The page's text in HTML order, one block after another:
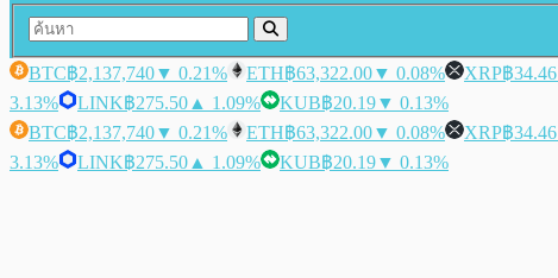
BTC฿2,137,740▼ 0.21% ETH฿63,322.00▼ 0.08% XRP฿34.46
3.13%
LINK฿275.50 ▲ 1.09% KUB฿20.19▼ 0.13%
BTC฿2,137,740▼ 0.21% ETH฿63,322.00▼ 0.08% XRP฿34.46
3.13%
LINK฿275.50 ▲ 1.09% KUB฿20.19▼ 0.13%